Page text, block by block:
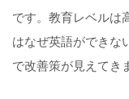
です。教育レベルは
はなぜ英語ができな
で改善策が見えてき